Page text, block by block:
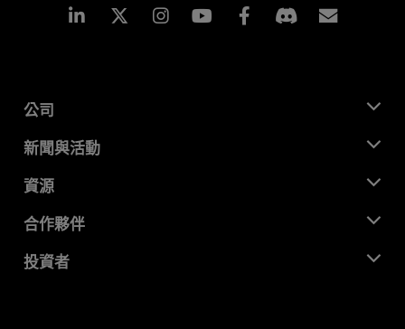
Linkedin Instagram Facebook
公司
關於 AMD
企業責任
招聘
聯絡我們
新聞與活動
新聞室
媒體庫
資源
開發者中心
案例研究
合作夥伴
AMD 合作夥伴中心
投資者